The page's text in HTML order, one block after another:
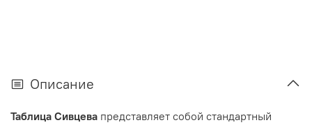
Описание
Таблица Сивцева представляет собой стандартный